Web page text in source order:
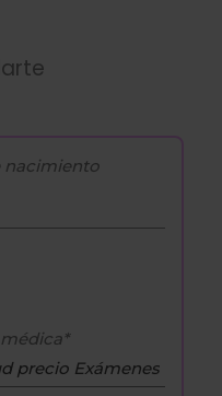
nacimiento